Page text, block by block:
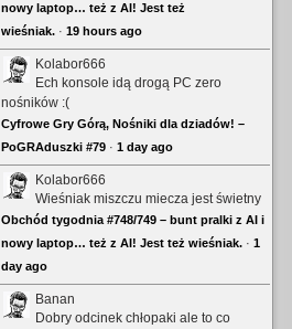
nowy laptop… też z AI! Jest też
wieśniak. · 19 hours ago
Kolabor666
Ech konsole idą drogą PC zero
nośników :(
Cyfrowe Gry Górą, Nośniki dla dziadów! –
PoGRAduszki #79 · 1 day ago
Kolabor666
Wieśniak miszczu miecza jest świetny
Obchód tygodnia #748/749 – bunt pralki z AI i
nowy laptop… też z AI! Jest też wieśniak. · 1
day ago
Banan
Dobry odcinek chłopaki ale to co